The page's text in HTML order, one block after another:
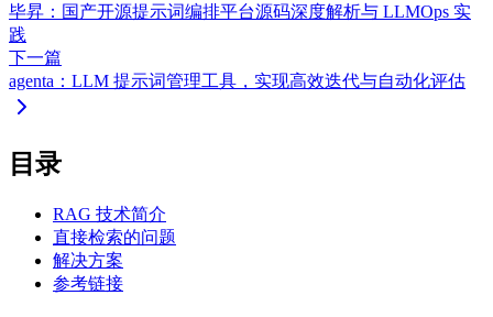
毕昇：国产开源提示词编排平台源码深度解析与 LLMOps 实
践
下一篇
agenta：LLM 提示词管理工具，实现高效迭代与自动化评估
目录
RAG 技术简介
直接检索的问题
解决方案
参考链接